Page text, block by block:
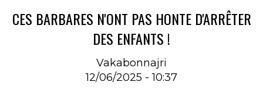
CES BARBARES N'ONT PAS HONTE D'ARRÊTER
DES ENFANTS !
Vakabonnajri
12/06/2025 - 10:37